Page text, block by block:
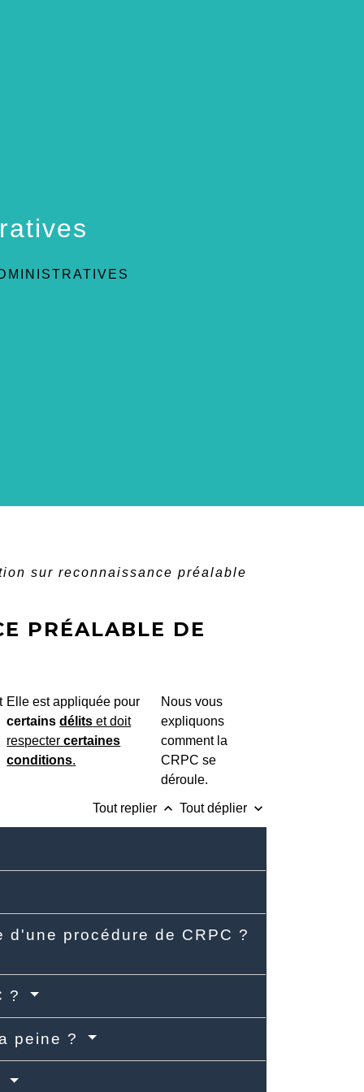
sur reconnaissance préalable
PRÉALABLE DE
Elle est appliquée pour
certainsdélits et doit
respectercertaines
conditions.
Nous vous
expliquons
comment la
CRPC se
déroule.
Tout replier keyboard_arrow_up Tout déplier keyboard_arrow_down
procédure de CRPC ?
?
peine ?